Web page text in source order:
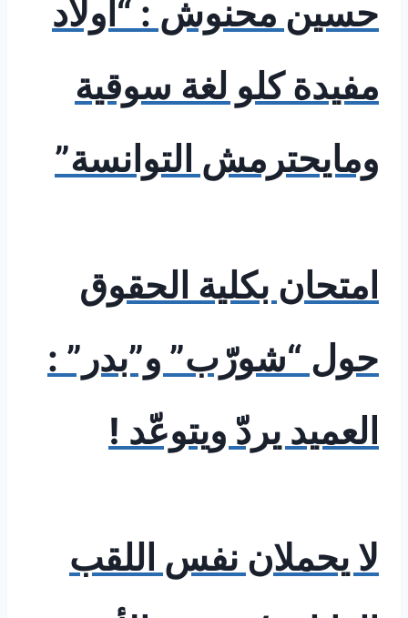
حسين محنوش : “أولاد
مفيدة كلو لغة سوقية
ومايحترمش التوانسة”
امتحان بكلية الحقوق
حول “شورّب” و”بدر” :
العميد يردّ ويتوعّد !
لا يحملان نفس اللقب